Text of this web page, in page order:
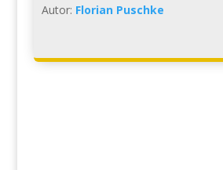
Autor: Florian Puschke